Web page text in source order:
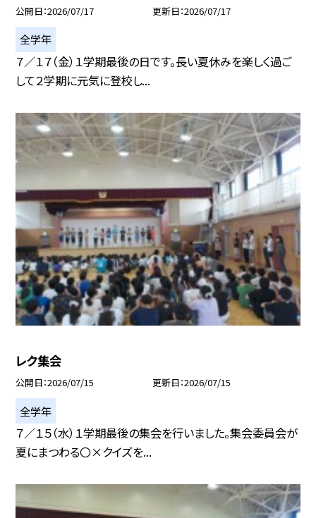
公開日 2026/07/17 更新日 2026/07/17
全学年
７／１７（金）１学期最後の日です。長い夏休みを楽しく過ご
して２学期に元気に登校し...
レク集会
公開日 2026/07/15 更新日 2026/07/15
全学年
７／１５（水）１学期最後の集会を行いました。集会委員会が
夏にまつわる〇×クイズを...